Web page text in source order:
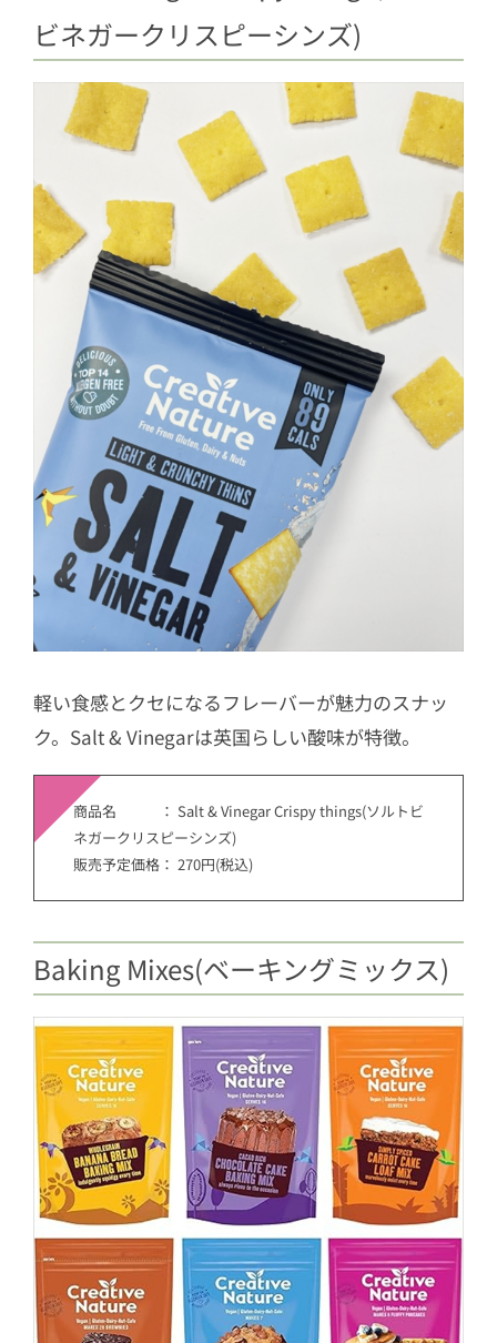
ビネガークリスピーシンズ)
軽い食感とクセになるフレーバーが魅力のスナッ
ク。Salt & Vinegarは英国らしい酸味が特徴。
商品名 ： Salt & Vinegar Crispy things(ソルトビ
ネガークリスピーシンズ)
販売予定価格： 270円(税込)
Baking Mixes(ベーキングミックス)